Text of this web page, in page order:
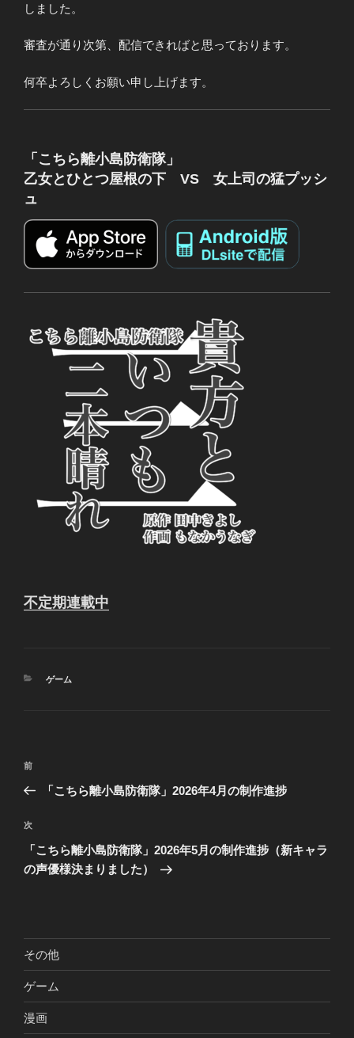
しました。
審査が通り次第、配信できればと思っております。
何卒よろしくお願い申し上げます。
「こちら離小島防衛隊」
乙女とひとつ屋根の下 VS 女上司の猛プッシ
ュ
不定期連載中
カ
ゲーム
投
ナ
ビ
ゲ
ー
ン
前
の
稿
前
「こちら離小島防衛隊」2026年4月の制作進捗
次
の
投
次
「こちら離小島防衛隊」2026年5月の制作進捗（新キャラ
の声優様決まりました）
その他
ゲーム
漫画